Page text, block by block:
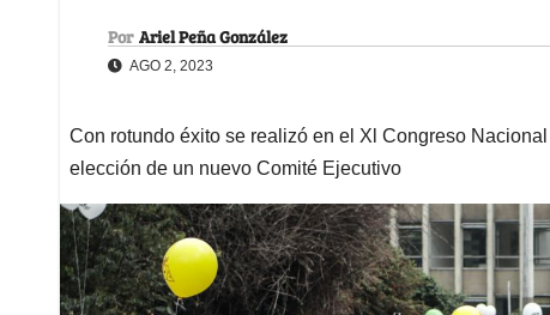
Por Ariel Peña González
AGO 2, 2023
Con rotundo éxito se realizó en el Xl Congreso
elección de un nuevo Comité Ejecutivo